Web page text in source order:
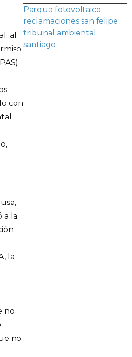
al
con
a la
la
no
no
Parque fotovoltaico
reclamaciones san felipe
tribunal ambiental
santiago